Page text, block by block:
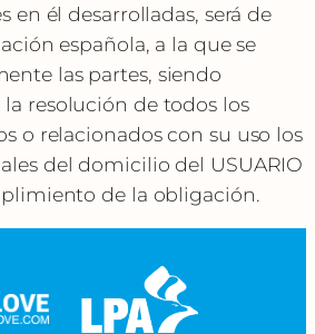
en él desarrolladas, será de
española, a la que se
las partes, siendo
resolución de todos los
o relacionados con su uso los
del domicilio del USUARIO
de la obligación.